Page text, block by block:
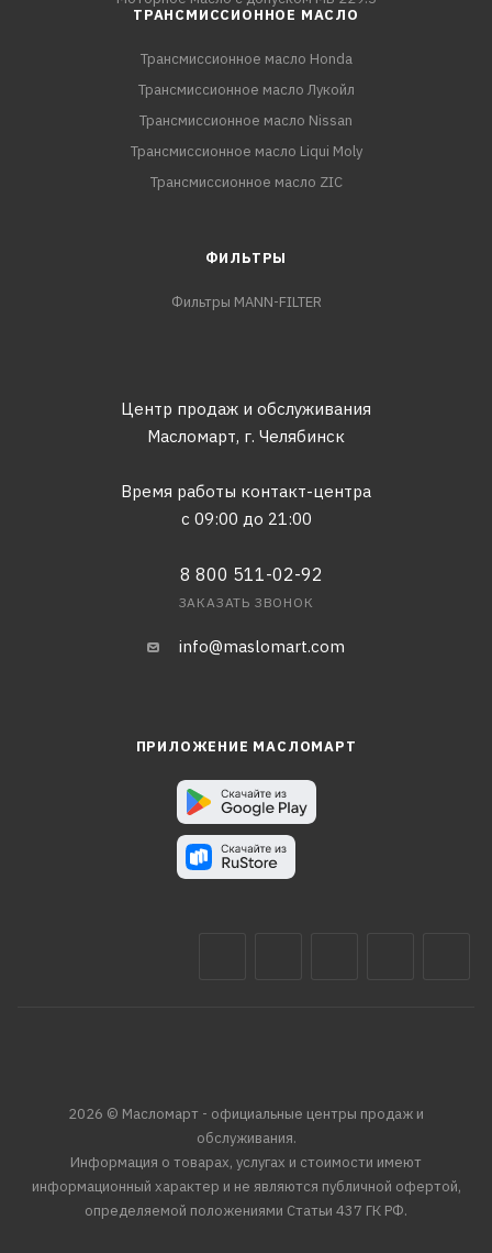
ТРАНСМИССИОННОЕ МАСЛО
Трансмиссионное масло Honda
Трансмиссионное масло Лукойл
Трансмиссионное масло Nissan
Трансмиссионное масло Liqui Moly
Трансмиссионное масло ZIC
ФИЛЬТРЫ
Фильтры MANN-FILTER
Центр продаж и обслуживания
Масломарт, г. Челябинск
Время работы контакт-центра
с 09:00 до 21:00
8 800 511-02-92
ЗАКАЗАТЬ ЗВОНОК
info@maslomart.com
ПРИЛОЖЕНИЕ МАСЛОМАРТ
2026 © Масломарт - официальные центры продаж и
обслуживания.
Информация о товарах, услугах и стоимости имеют
информационный характер и не являются публичной офертой,
определяемой положениями Статьи 437 ГК РФ.